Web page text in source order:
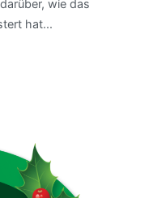
wie das
hat...